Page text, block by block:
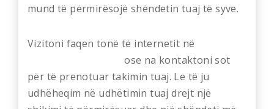
mund të përmirësojë shëndetin tuaj të syve.
Vizitoni faqen tonë të internetit në
ose na kontaktoni sot
për të prenotuar takimin tuaj. Le të ju
udhëheqim në udhëtimin tuaj drejt një